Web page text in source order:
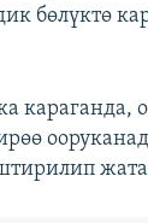
бөлүктө
караганда,